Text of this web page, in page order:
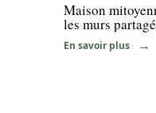
Maison
les murs
En savoir plus